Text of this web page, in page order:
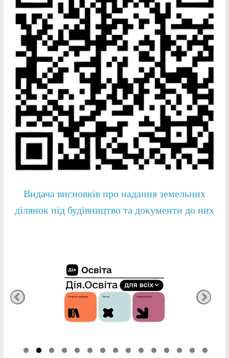
Видача висновків про надання земельних
ділянок під будівництво та документи до них